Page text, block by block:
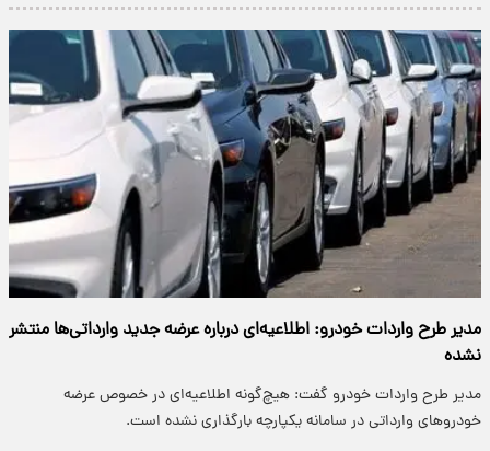
مدیر طرح واردات خودرو: اطلاعیه‌ای درباره عرضه جدید وارداتی‌ها منتشر
نشده
مدیر طرح واردات خودرو گفت: هیچ‌گونه اطلاعیه‌ای در خصوص عرضه
خودروهای وارداتی در سامانه یکپارچه بارگذاری نشده است.